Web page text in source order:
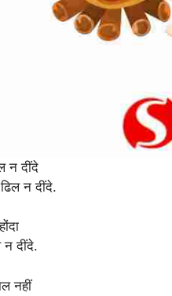
न दींदे
न दींदे.
दींदे.
नहीं